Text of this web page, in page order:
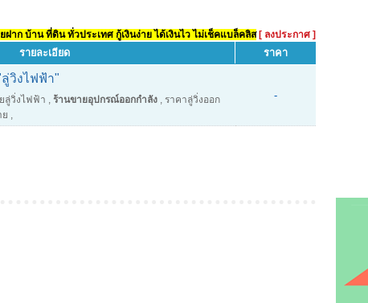
ฝาก บ้าน ที่ดิน ทั่วประเทศ กู้เงินง่าย ได้เงินไว ไม่เช็คแบล็คลิส [ ลงประกาศ ]
รายละเอียด ราคา
วิงไฟฟ้า"
ลู่วิ่งไฟฟ้า , ร้านขายอุปกรณ์ออกกำลัง , ราคาลู่วิ่งออก
,
-